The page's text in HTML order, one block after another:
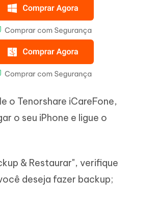
o Tenorshare iCareFone,
o seu iPhone e ligue o
& Restaurar", verifique
deseja fazer backup;